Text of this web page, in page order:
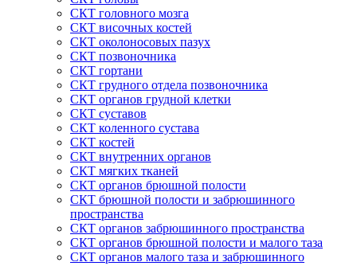
СКТ головного мозга
СКТ височных костей
СКТ околоносовых пазух
СКТ позвоночника
СКТ гортани
СКТ грудного отдела позвоночника
СКТ органов грудной клетки
СКТ суставов
СКТ коленного сустава
СКТ костей
СКТ внутренних органов
СКТ мягких тканей
СКТ органов брюшной полости
СКТ брюшной полости и забрюшинного
пространства
СКТ органов забрюшинного пространства
СКТ органов брюшной полости и малого таза
СКТ органов малого таза и забрюшинного